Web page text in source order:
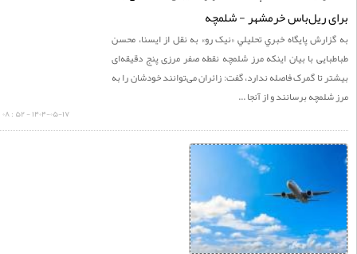
ریل‌باس خرمشهر - شلمچه
پايگاه خبري تحليلي «نيک رو» به نقل از ایسنا، محسن
با بیان اینکه مرز شلمچه نقطه صفر مرزی پنج دقیقه‌ای
تا گمرک فاصله ندارد، گفت: زائران می‌توانند خودشان را به
برسانند و از آنجا ...
۱۴۰۴-۰۵-۱۷ - ۵۲ : ۰۸